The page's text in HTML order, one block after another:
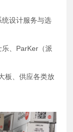
设计服务与选
、ParKer（派
板、供应各类放